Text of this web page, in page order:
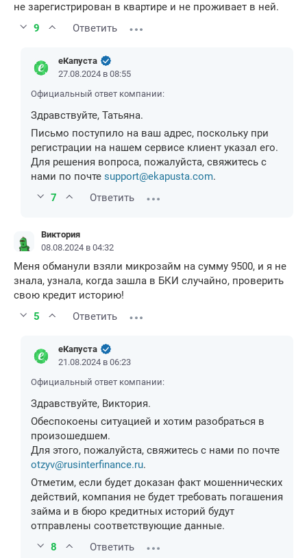
не зарегистрирован в квартире и не проживает в ней.
9
Ответить
еКапуста
27.08.2024 в 08:55
Официальный ответ компании:
Здравствуйте, Татьяна.
Письмо поступило на ваш адрес, поскольку при
регистрации на нашем сервисе клиент указал его.
Для решения вопроса, пожалуйста, свяжитесь с
нами по почте support@ekapusta.com.
7
Ответить
Виктория
08.08.2024 в 04:32
Меня обманули взяли микрозайм на сумму 9500, и я не
знала, узнала, когда зашла в БКИ случайно, проверить
свою кредит историю!
5
Ответить
еКапуста
21.08.2024 в 06:23
Официальный ответ компании:
Здравствуйте, Виктория.
Обеспокоены ситуацией и хотим разобраться в
произошедшем.
Для этого, пожалуйста, свяжитесь с нами по почте
otzyv@rusinterfinance.ru.
Отметим, если будет доказан факт мошеннических
действий, компания не будет требовать погашения
займа и в бюро кредитных историй будут
отправлены соответствующие данные.
8
Ответить